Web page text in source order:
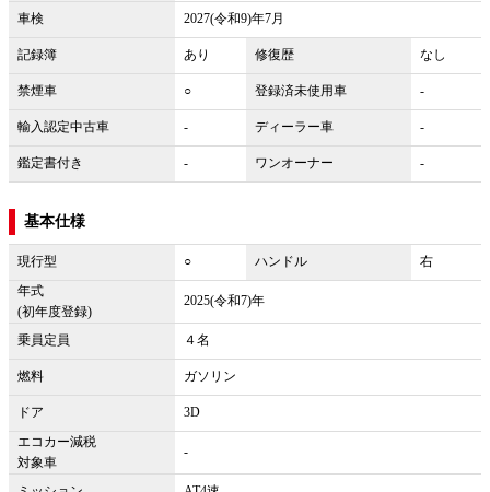
車検 2027(令和9)年7月
記録簿 あり 修復歴 なし
禁煙車 ○ 登録済未使用車 -
輸入認定中古車 - ディーラー車 -
鑑定書付き - ワンオーナー -
基本仕様
現行型 ○ ハンドル
右
年式
(初年度登録)
2025(令和7)年
乗員定員 ４名
燃料 ガソリン
ドア
3D
エコカー減税
対象車
-